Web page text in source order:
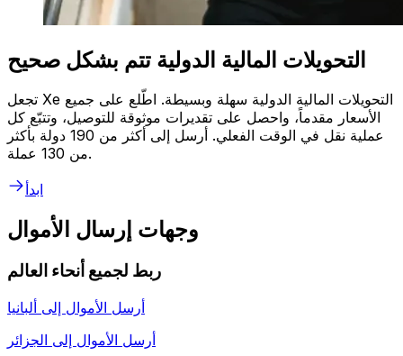
التحويلات المالية الدولية تتم بشكل صحيح
تجعل Xe التحويلات المالية الدولية سهلة وبسيطة. اطّلع على جميع
الأسعار مقدماً، واحصل على تقديرات موثوقة للتوصيل، وتتبّع كل
عملية نقل في الوقت الفعلي. أرسل إلى أكثر من 190 دولة بأكثر
من 130 عملة.
ابدأ
وجهات إرسال الأموال
ربط لجميع أنحاء العالم
أرسل الأموال إلى ألبانيا
أرسل الأموال إلى الجزائر